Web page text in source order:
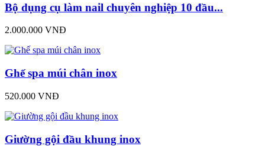
Bộ dụng cụ làm nail chuyên nghiệp 10 đầu...
2.000.000 VNĐ
Ghế spa múi chân inox
520.000 VNĐ
Giường gội đầu khung inox